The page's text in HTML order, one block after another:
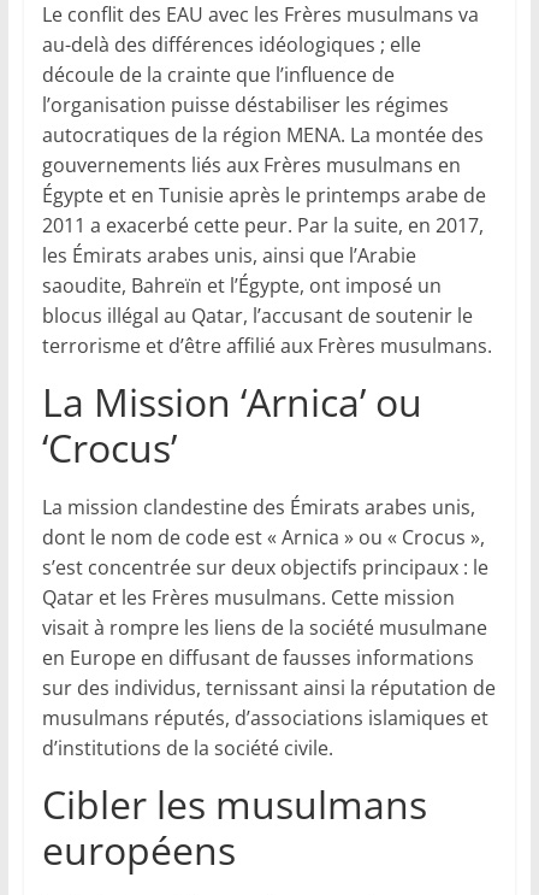
Le conflit des EAU avec les Frères musulmans va
au-delà des différences idéologiques ; elle
découle de la crainte que l’influence de
l’organisation puisse déstabiliser les régimes
autocratiques de la région MENA. La montée des
gouvernements liés aux Frères musulmans en
Égypte et en Tunisie après le printemps arabe de
2011 a exacerbé cette peur. Par la suite, en 2017,
les Émirats arabes unis, ainsi que l’Arabie
saoudite, Bahreïn et l’Égypte, ont imposé un
blocus illégal au Qatar, l’accusant de soutenir le
terrorisme et d’être affilié aux Frères musulmans.
La Mission ‘Arnica’ ou
‘Crocus’
La mission clandestine des Émirats arabes unis,
dont le nom de code est « Arnica » ou « Crocus »,
s’est concentrée sur deux objectifs principaux : le
Qatar et les Frères musulmans. Cette mission
visait à rompre les liens de la société musulmane
en Europe en diffusant de fausses informations
sur des individus, ternissant ainsi la réputation de
musulmans réputés, d’associations islamiques et
d’institutions de la société civile.
Cibler les musulmans
européens